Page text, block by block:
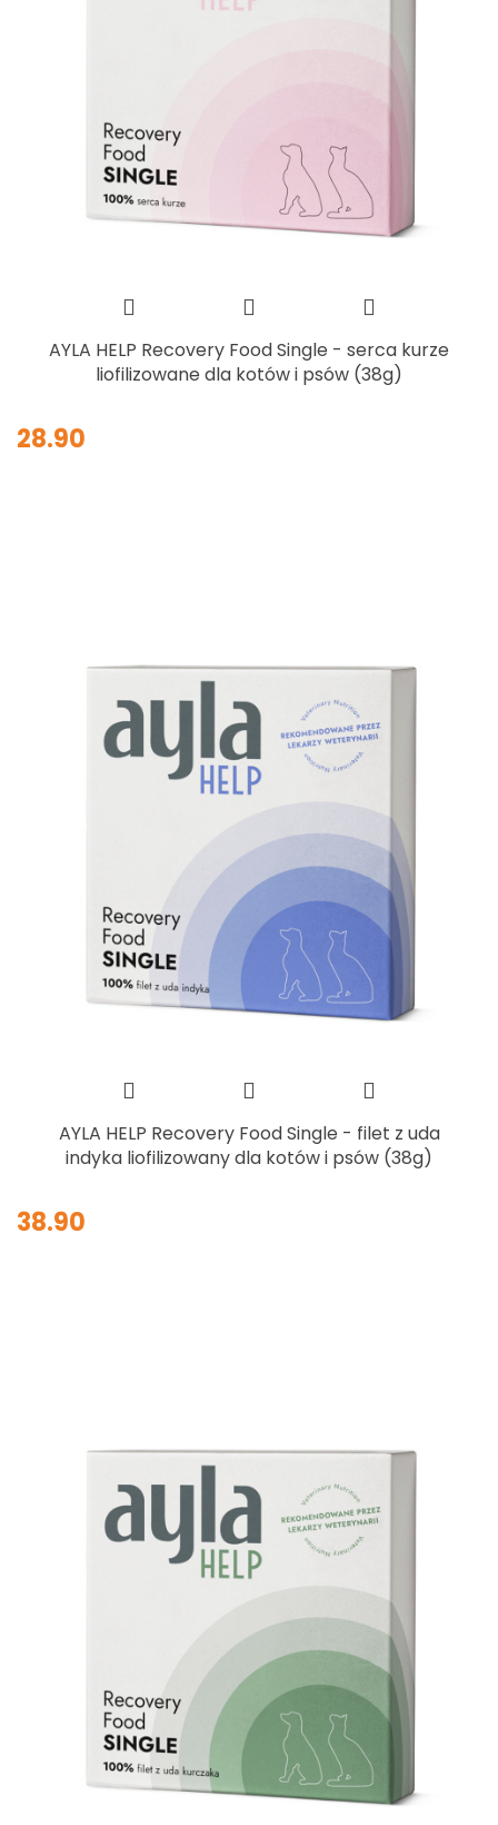
AYLA HELP Recovery Food Single - serca kurze
liofilizowane dla kotów i psów (38g)
28.90
AYLA HELP Recovery Food Single - filet z uda
indyka liofilizowany dla kotów i psów (38g)
38.90